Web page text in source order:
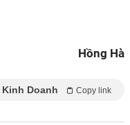
Hồng Hà
Doanh Copy link